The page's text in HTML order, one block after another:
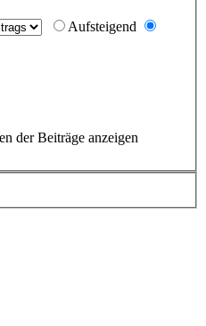
Aufsteigend
der Beiträge anzeigen